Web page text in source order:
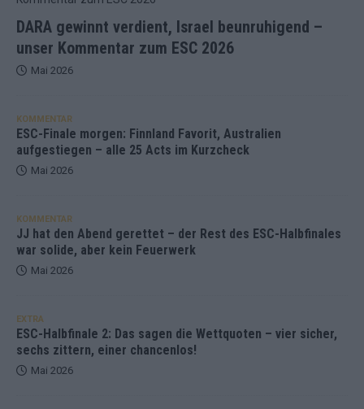
DARA gewinnt verdient, Israel beunruhigend –
unser Kommentar zum ESC 2026
Mai 2026
KOMMENTAR
ESC-Finale morgen: Finnland Favorit, Australien
aufgestiegen – alle 25 Acts im Kurzcheck
Mai 2026
KOMMENTAR
JJ hat den Abend gerettet – der Rest des ESC-Halbfinales
war solide, aber kein Feuerwerk
Mai 2026
EXTRA
ESC-Halbfinale 2: Das sagen die Wettquoten – vier sicher,
sechs zittern, einer chancenlos!
Mai 2026